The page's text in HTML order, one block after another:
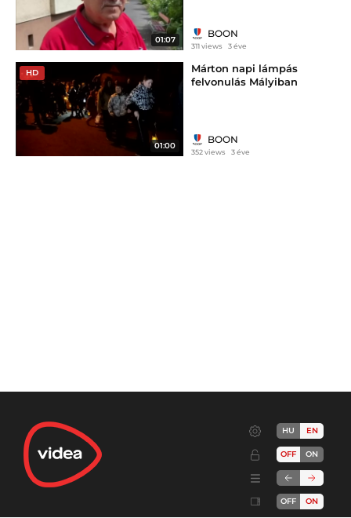
01:07
BOON
311 views 3 éve
HD
01:00
Márton napi lámpás
felvonulás Mályiban
BOON
352 views 3 éve
HU EN
OFF ON
OFF ON